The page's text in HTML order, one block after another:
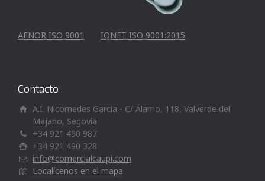
AENOR ISO 9001 IQNET ISO 9001:2015
Contacto
A.I. Nicomedes García - C/ Álamo, 118, Valverde del
Majano, Segovia
+34 921 490 987
+34 921 490 328
info@comercialcaupi.com
Localícenos en el mapa